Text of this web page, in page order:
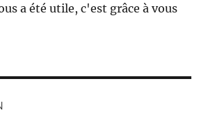
a été utile, c'est grâce à vous